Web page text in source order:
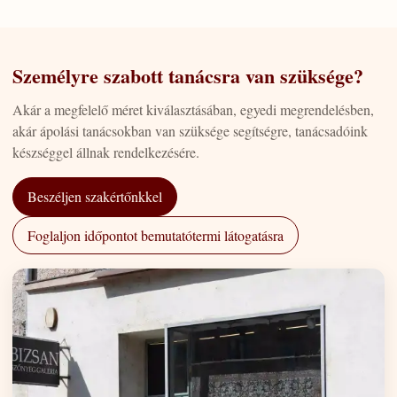
Személyre szabott tanácsra van szüksége?
Akár a megfelelő méret kiválasztásában, egyedi megrendelésben,
akár ápolási tanácsokban van szüksége segítségre, tanácsadóink
készséggel állnak rendelkezésére.
Beszéljen szakértőnkkel
Foglaljon időpontot bemutatótermi látogatásra